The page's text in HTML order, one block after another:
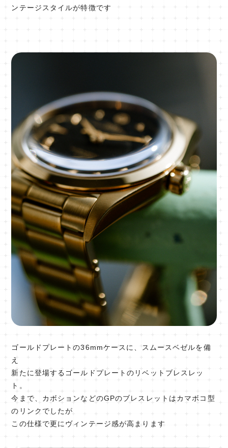
ンテージスタイルが特徴です
ゴールドプレートの36mmケースに、スムースベゼルを備
え
新たに登場するゴールドプレートのリベットブレスレッ
ト。
今まで、カボションなどのGPのブレスレットはカマボコ型
のリンクでしたが
この仕様で更にヴィンテージ感が高まります